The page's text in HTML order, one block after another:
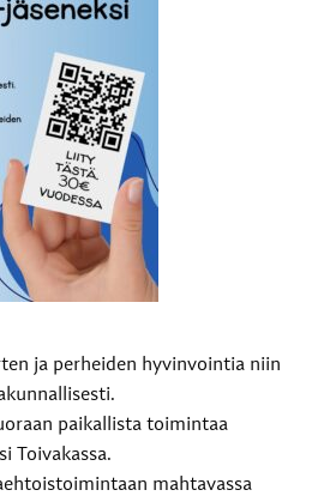
ja perheiden hyvinvointia niin
paikallista toimintaa
Toivakassa.
mahtavassa